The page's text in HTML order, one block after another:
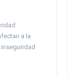
a la